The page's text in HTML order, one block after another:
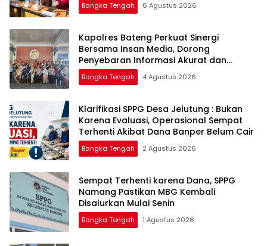
Bangka Tengah 6 Agustus 2026
‎Kapolres Bateng Perkuat Sinergi
Bersama Insan Media, Dorong
Penyebaran Informasi Akurat dan
Layanan Polri 110
Bangka Tengah 4 Agustus 2026
‎Klarifikasi SPPG Desa Jelutung : Bukan
Karena Evaluasi, Operasional Sempat
Terhenti Akibat Dana Banper Belum Cair
Bangka Tengah 2 Agustus 2026
‎Sempat Terhenti karena Dana, SPPG
Namang Pastikan MBG Kembali
Disalurkan Mulai Senin
Bangka Tengah 1 Agustus 2026